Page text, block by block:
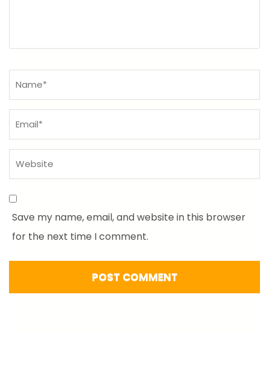
Name
Save my name, email, and website in this browser
for the next time I comment.